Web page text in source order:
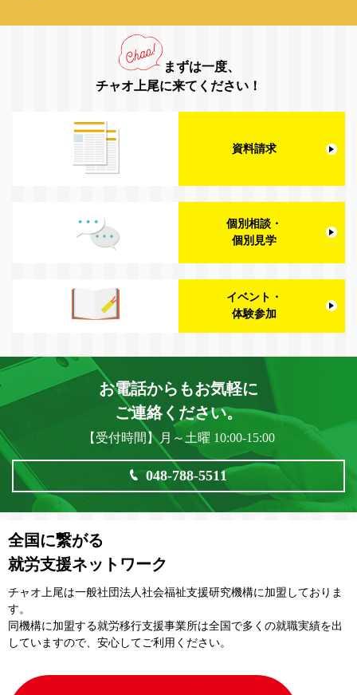
まずは一度、
チャオ上尾に来てください！
資料請求
個別相談・
個別見学
イベント・
体験参加
お電話からもお気軽に
ご連絡ください。
【受付時間】月～土曜 10:00-15:00
048-788-5511
全国に繋がる
就労支援ネットワーク
チャオ上尾は一般社団法⼈社会福祉⽀援研究機構に加盟しておりま
す。
同機構に加盟する就労移⾏⽀援事業所は全国で多くの就職実績を出
していますので、安⼼してご利⽤ください。